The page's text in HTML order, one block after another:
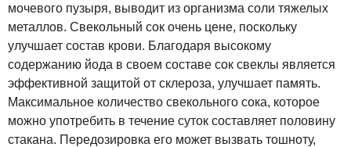
мочевого пузыря, выводит из организма соли тяжелых
металлов. Свекольный сок очень цене, поскольку
улучшает состав крови. Благодаря высокому
содержанию йода в своем составе сок свеклы является
эффективной защитой от склероза, улучшает память.
Максимальное количество свекольного сока, которое
можно употребить в течение суток составляет половину
стакана. Передозировка его может вызвать тошноту,